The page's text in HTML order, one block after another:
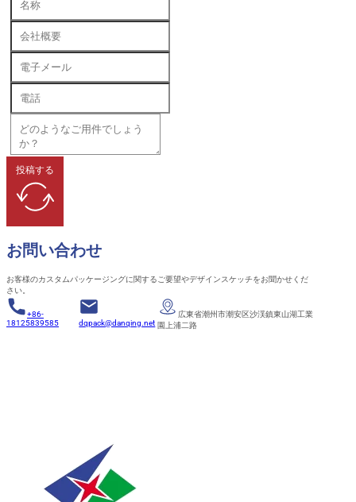
投稿する
お問い合わせ
お客様のカスタムパッケージングに関するご要望やデザインスケッチをお聞かせくだ
さい。
+86-
18125839585
dqpack@danqing.net
広東省潮州市潮安区沙渓鎮東山湖工業
園上浦二路